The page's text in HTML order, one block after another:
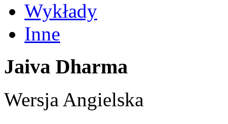
Wykłady
Inne
Jaiva Dharma
Wersja Angielska